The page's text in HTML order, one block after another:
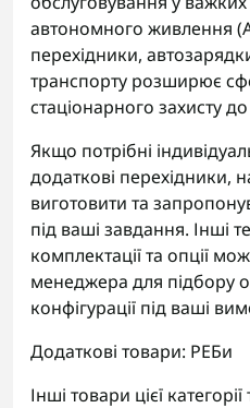
автономного живлення
перехідники,
транспорту розширює
стаціонарного захисту
Якщо потрібні
додаткові перехідники,
виготовити та
під ваші завдання. Інші
комплектації та опції
менеджера для підбору
конфігурації під ваші
Додаткові товари: РЕБи
Інші товари цієї категорії